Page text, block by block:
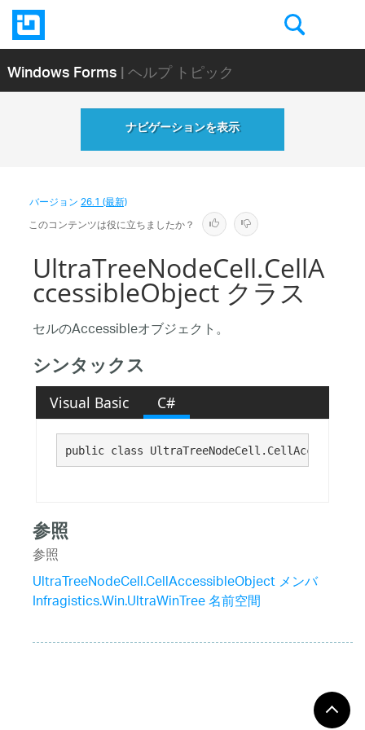
Windows Forms| ヘルプ トピック
ナビゲーションを表示
バージョン26.1 (最新)
このコンテンツは役に立ちましたか？
UltraTreeNodeCell.CellA
ccessibleObject クラス
セルのAccessibleオブジェクト。
シンタックス
Visual Basic C#
public class
参照
参照
UltraTreeNodeCell.CellAccessibleObject メンバ
Infragistics.Win.UltraWinTree 名前空間